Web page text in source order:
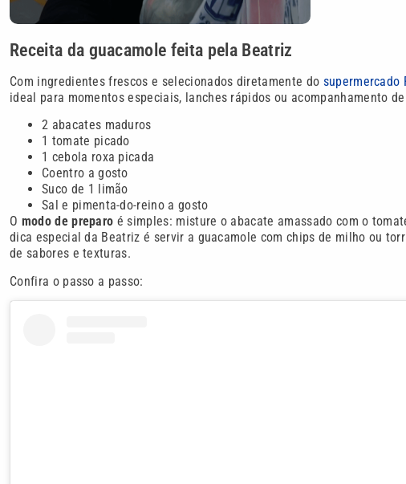
Receita da guacamole feita pela Beatriz
Com ingredientes frescos e selecionados diretamente do supermercado
ideal para momentos especiais, lanches rápidos ou acompanhamento
2 abacates maduros
1 tomate picado
1 cebola roxa picada
Coentro a gosto
Suco de 1 limão
Sal e pimenta-do-reino a gosto
O modo de preparo é simples: misture o abacate amassado com o
dica especial da Beatriz é servir a guacamole com chips de milho ou
de sabores e texturas.
Confira o passo a passo: